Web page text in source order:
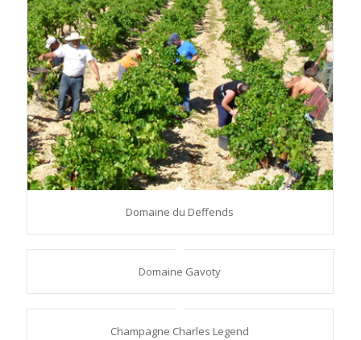
Domaine du Deffends
Domaine Gavoty
Champagne Charles Legend